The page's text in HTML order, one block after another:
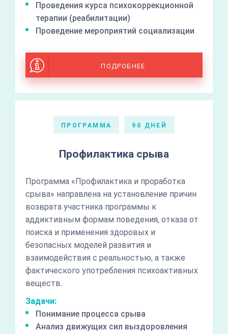
Проведения курса психокоррекционной
терапии (реабилитации)
Проведение мероприятий социализации
ПОДРОБНЕЕ
ПРОГРАММА 90 ДНЕЙ
Профилактика срыва
Программа «Профилактика и проработка
срыва» направлена на установление причин
возврата участника программы к
аддиктивным формам поведения, отказа от
поиска и применения здоровых и
безопасных моделей развития и
взаимодействия с реальностью, а также
фактического употребления психоактивных
веществ.
Задачи:
Понимание процесса срыва
Анализ движущих сил выздоровления